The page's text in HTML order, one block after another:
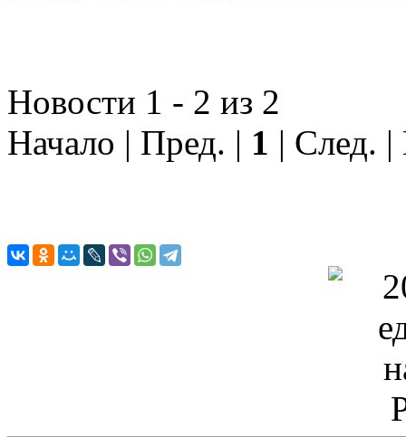
Новости 1 - 2 из 2
Начало | Пред. | 1 | След.